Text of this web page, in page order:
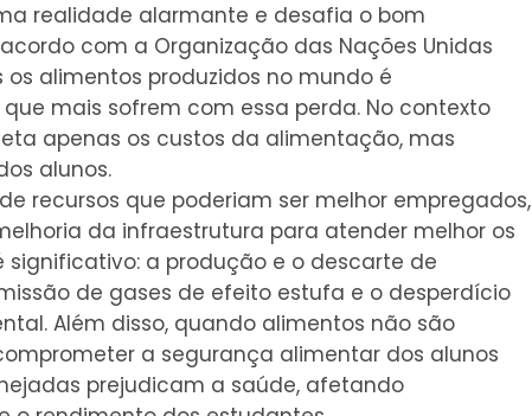
realidade alarmante e desafia o bom
com a Organização das Nações Unidas
alimentos produzidos no mundo é
mais sofrem com essa perda. No contexto
apenas os custos da alimentação, mas
alunos.
recursos que poderiam ser melhor empregados,
da infraestrutura para atender melhor os
a produção e o descarte de
de gases de efeito estufa e o desperdício
Além disso, quando alimentos não são
a segurança alimentar dos alunos
prejudicam a saúde, afetando